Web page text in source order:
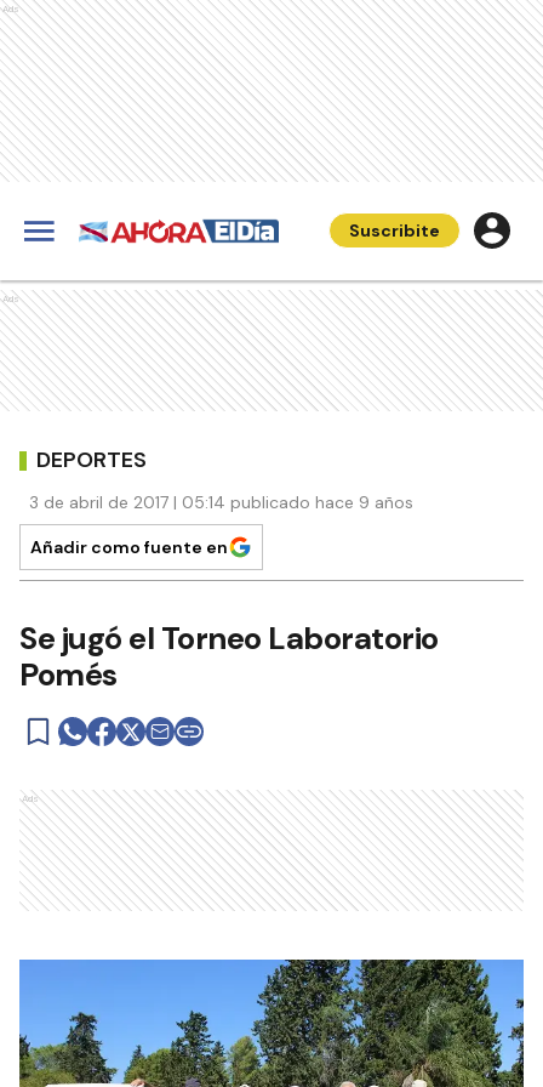
Ads
Suscribite
Ads
DEPORTES
3 de abril de 2017 | 05:14 publicado hace 9 años
Añadir como fuente en
Se jugó el Torneo Laboratorio
Pomés
Ads